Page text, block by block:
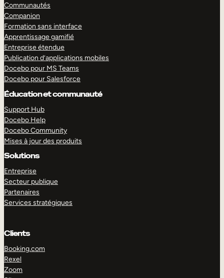
Communautés
Companion
Formation sans interface
Apprentissage gamifié
Entreprise étendue
Publication d’applications mobiles
Docebo pour MS Teams
Docebo pour Salesforce
Éducation et communauté
Support Hub
Docebo Help
Docebo Community
Mises à jour des produits
Solutions
Entreprise
Secteur publique
Partenaires
Services stratégiques
Clients
Booking.com
Rexel
Zoom